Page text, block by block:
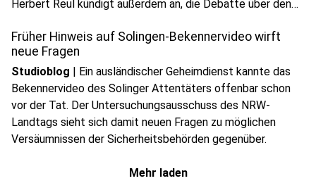
Herbert Reul kündigt außerdem an, die Debatte über den
mögliche Konsequenzen zu prüfen.
play_circleAudio anhören
Früher Hinweis auf Solingen-Bekennervideo wirft
neue Fragen
Studioblog | Ein ausländischer Geheimdienst kannte das
Bekennervideo des Solinger Attentäters offenbar schon
vor der Tat. Der Untersuchungsausschuss des NRW-
Landtags sieht sich damit neuen Fragen zu möglichen
Versäumnissen der Sicherheitsbehörden gegenüber.
Mehr laden